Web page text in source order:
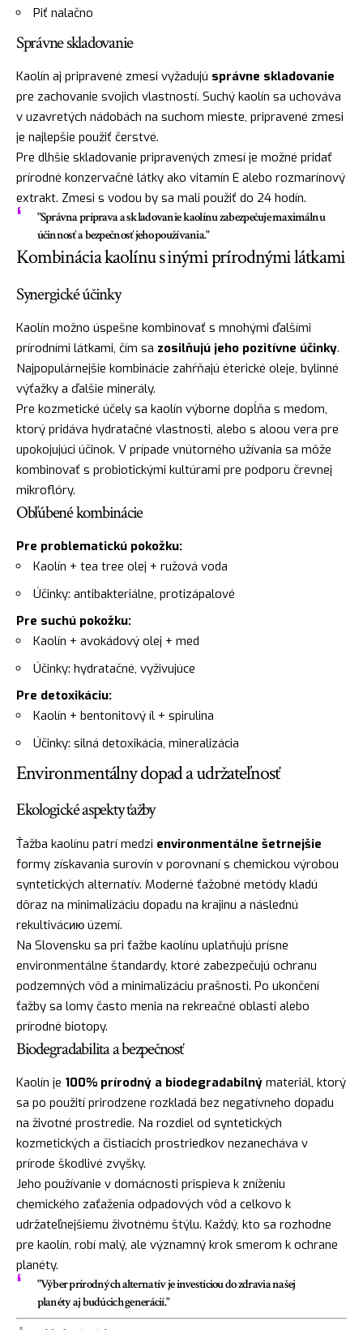
Piť nalačno
Správne skladovanie
Kaolín aj pripravené zmesi vyžadujú správne skladovanie
pre zachovanie svojich vlastností. Suchý kaolín sa uchováva
v uzavretých nádobách na suchom mieste, pripravené zmesi
je najlepšie použiť čerstvé.
Pre dlhšie skladovanie pripravených zmesí je možné pridať
prírodné konzervačné látky ako vitamín E alebo rozmarínový
extrakt. Zmesi s vodou by sa mali použiť do 24 hodín.
"Správna príprava a skladovanie kaolínu zabezpečuje maximálnu
účinnosť a bezpečnosť jeho používania."
Kombinácia kaolínu s inými prírodnými látkami
Synergické účinky
Kaolín možno úspešne kombinovať s mnohými ďalšími
prírodními látkami, čím sa zosilňujú jeho pozitívne účinky.
Najpopulárnejšie kombinácie zahŕňajú éterické oleje, bylinné
výťažky a ďalšie minerály.
Pre kozmetické účely sa kaolín výborne dopĺňa s medom,
ktorý pridáva hydratačné vlastnosti, alebo s aloou vera pre
upokojujúci účinok. V prípade vnútorného užívania sa môže
kombinovať s probiotickými kultúrami pre podporu črevnej
mikroflóry.
Obľúbené kombinácie
Pre problematickú pokožku:
Kaolín + tea tree olej + ružová voda
Účinky: antibakteriálne, protizápalové
Pre suchú pokožku:
Kaolín + avokádový olej + med
Účinky: hydratačné, vyživujúce
Pre detoxikáciu:
Kaolín + bentonitový íl + spirulina
Účinky: silná detoxikácia, mineralizácia
Environmentálny dopad a udržateľnosť
Ekologické aspekty ťažby
Ťažba kaolínu patrí medzi environmentálne šetrnejšie
formy získavania surovín v porovnaní s chemickou výrobou
syntetických alternatív. Moderné ťažobné metódy kladú
dôraz na minimalizáciu dopadu na krajinu a následnú
rekultivácию území.
Na Slovensku sa pri ťažbe kaolínu uplatňujú prísne
environmentálne štandardy, ktoré zabezpečujú ochranu
podzemných vôd a minimalizáciu prašnosti. Po ukončení
ťažby sa lomy často menia na rekreačné oblasti alebo
prírodné biotopy.
Biodegradabilita a bezpečnosť
Kaolín je 100% prírodný a biodegradabilný materiál, ktorý
sa po použití prirodzene rozkladá bez negatívneho dopadu
na životné prostredie. Na rozdiel od syntetických
kozmetických a čistiacich prostriedkov nezanecháva v
prírode škodlivé zvyšky.
Jeho používanie v domácnosti prispieva k zníženiu
chemického zaťaženia odpadových vôd a celkovo k
udržateľnejšiemu životnému štýlu. Každý, kto sa rozhodne
pre kaolín, robí malý, ale významný krok smerom k ochrane
planéty.
"Výber prírodných alternatív je investíciou do zdravia našej
planéty aj budúcich generácií."